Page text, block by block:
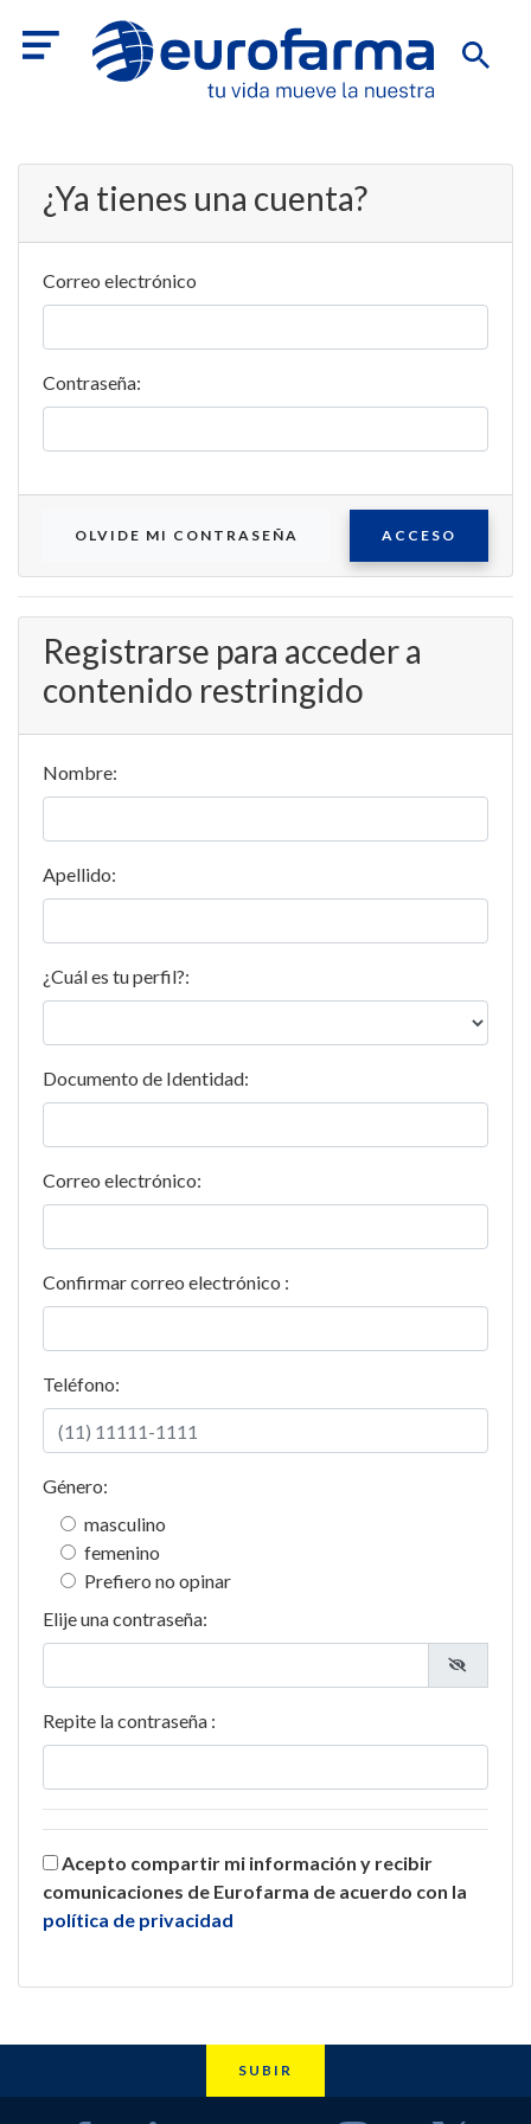
¿Ya tienes una cuenta?
Correo electrónico
Contraseña:
OLVIDE MI CONTRASEÑA ACCESO
Registrarse para acceder a
contenido restringido
Nombre:
Apellido:
¿Cuál es tu perfil?:
Documento de Identidad:
Correo electrónico:
Confirmar correo electrónico :
Teléfono:
Género:
masculino
femenino
Prefiero no opinar
Elije una contraseña:
Repite la contraseña :
Acepto compartir mi información y recibir
comunicaciones de Eurofarma de acuerdo con la
política de privacidad
SUBIR